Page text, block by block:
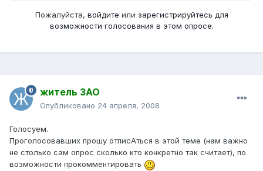
Пожалуйста, войдите или зарегистрируйтесь для
возможности голосования в этом опросе.
житель ЗАО
Опубликовано 24 апреля, 2008
Голосуем.
Проголосовавших прошу отписАться в этой теме (нам важно
не столько сам опрос сколько кто конкретно так считает), по
возможности прокомментировать